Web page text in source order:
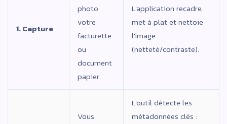
1. Capture
photo
votre
facturette
ou
document
papier.
L'application recadre,
met à plat et nettoie
l'image
(netteté/contraste).
Vous
L'outil détecte les
métadonnées clés :